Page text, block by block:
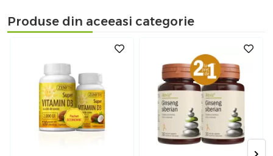
Produse din aceeasi categorie